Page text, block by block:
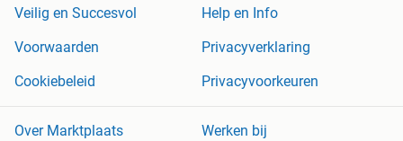
Veilig en Succesvol
Help en Info
Voorwaarden
Privacyverklaring
Cookiebeleid
Privacyvoorkeuren
Over Marktplaats
Werken bij